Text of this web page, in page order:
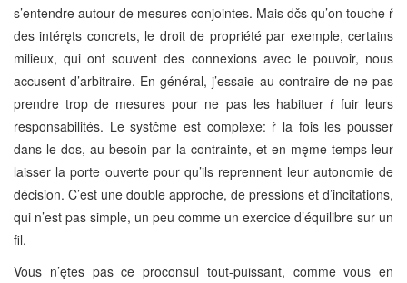
s’entendre autour de mesures conjointes. Mais dčs qu’on touche ŕ
des intéręts concrets, le droit de propriété par exemple, certains
milieux, qui ont souvent des connexions avec le pouvoir, nous
accusent d’arbitraire. En général, j’essaie au contraire de ne pas
prendre trop de mesures pour ne pas les habituer ŕ fuir leurs
responsabilités. Le systčme est complexe: ŕ la fois les pousser
dans le dos, au besoin par la contrainte, et en męme temps leur
laisser la porte ouverte pour qu’ils reprennent leur autonomie de
décision. C’est une double approche, de pressions et d’incitations,
qui n’est pas simple, un peu comme un exercice d’équilibre sur un
fil.
Vous n’ętes pas ce proconsul tout-puissant, comme vous en